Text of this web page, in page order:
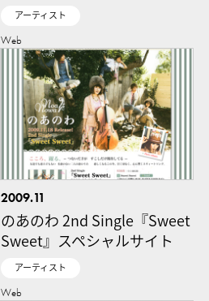
アーティスト
Web
2009.11
のあのわ 2nd Single『Sweet
Sweet』スペシャルサイト
アーティスト
Web